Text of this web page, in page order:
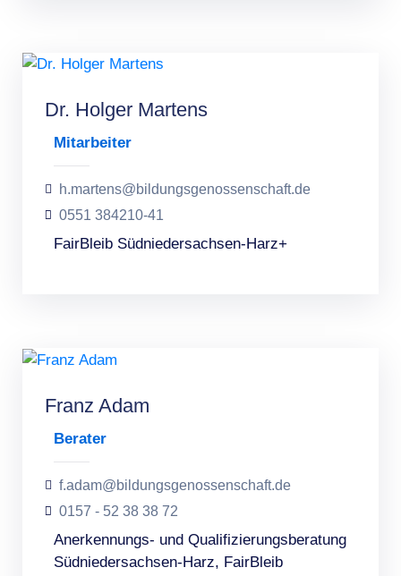
Dr. Holger Martens
Mitarbeiter
h.martens@bildungsgenossenschaft.de
0551 384210-41
FairBleib Südniedersachsen-Harz+
Franz Adam
Berater
f.adam@bildungsgenossenschaft.de
0157 - 52 38 38 72
Anerkennungs- und Qualifizierungsberatung
Südniedersachsen-Harz, FairBleib